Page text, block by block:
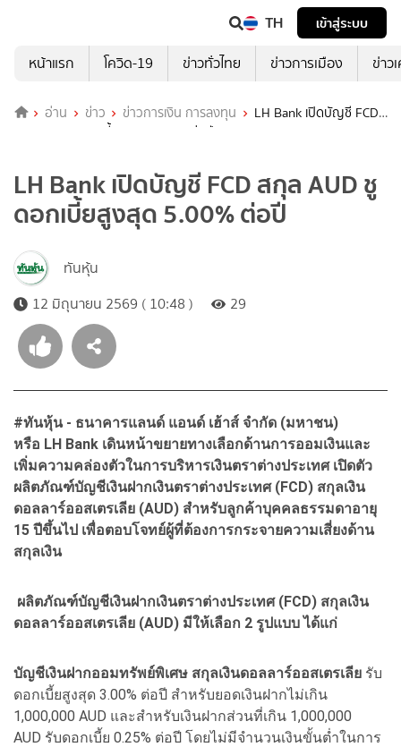
TH
เข้าสู่ระบบ
หน้าแรก
โควิด-19 ข่าวทั่วไทย ข่าวการเมือง ข่าว
อ่าน ข่าว ข่าวการเงิน การลงทุน
LH Bank เปิดบัญชี FCD
สกุล AUD ชูดอกเบี้ยสูงสุด 5.00% ต่อปี
LH Bank เปิดบัญชี FCD สกุล AUD ชู
ดอกเบี้ยสูงสุด 5.00% ต่อปี
ทันหุ้น
12 มิถุนายน 2569 ( 10:48 )
29
#ทันหุ้น - ธนาคารแลนด์ แอนด์ เฮ้าส์ จำกัด (มหาชน)
หรือ LH Bank เดินหน้าขยายทางเลือกด้านการออมเงินและ
เพิ่มความคล่องตัวในการบริหารเงินตราต่างประเทศ เปิดตัว
ผลิตภัณฑ์บัญชีเงินฝากเงินตราต่างประเทศ (FCD) สกุลเงิน
ดอลลาร์ออสเตรเลีย (AUD) สำหรับลูกค้าบุคคลธรรมดาอายุ
15 ปีขึ้นไป เพื่อตอบโจทย์ผู้ที่ต้องการกระจายความเสี่ยงด้าน
สกุลเงิน
ผลิตภัณฑ์บัญชีเงินฝากเงินตราต่างประเทศ (FCD) สกุลเงิน
ดอลลาร์ออสเตรเลีย (AUD) มีให้เลือก 2 รูปแบบ ได้แก่
บัญชีเงินฝากออมทรัพย์พิเศษ สกุลเงินดอลลาร์ออสเตรเลีย รับ
ดอกเบี้ยสูงสุด 3.00% ต่อปี สำหรับยอดเงินฝากไม่เกิน
1,000,000 AUD และสำหรับเงินฝากส่วนที่เกิน 1,000,000
AUD รับดอกเบี้ย 0.25% ต่อปี โดยไม่มีจำนวนเงินขั้นต่ำในการ